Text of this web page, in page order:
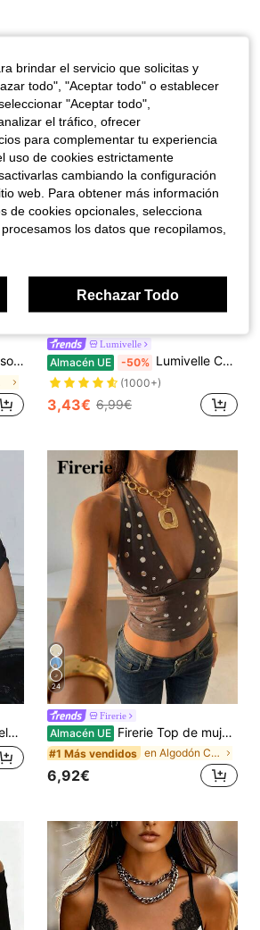
y tirantes finos
8
Lumivelle
Almacén UE -50% Lumivelle Camiseta negra elegante y minimalista para mujer, adecuada para el uso diario, de moda y versátil para el verano
(1000+)
3,43€ 6,99€
24
Firerie
Almacén UE Firerie Top de mujer con escote en V profundo y espalda descubierta, top corto con remaches, gris oscuro, verano, retro de los 70, noche, fiesta, vacaciones, festival de música, bohemio, playa, Y2K
#1 Más vendidos en Algodón Camisetas sin mangas y camisetas sin ma
6,92€
brindar el servicio que solicitas y
todo", "Aceptar todo" o establecer
"Aceptar todo",
el tráfico, ofrecer
para complementar tu experiencia
uso de cookies estrictamente
cambiando la configuración
web. Para obtener más información
de cookies opcionales, selecciona
los datos que recopilamos,
Rechazar Todo